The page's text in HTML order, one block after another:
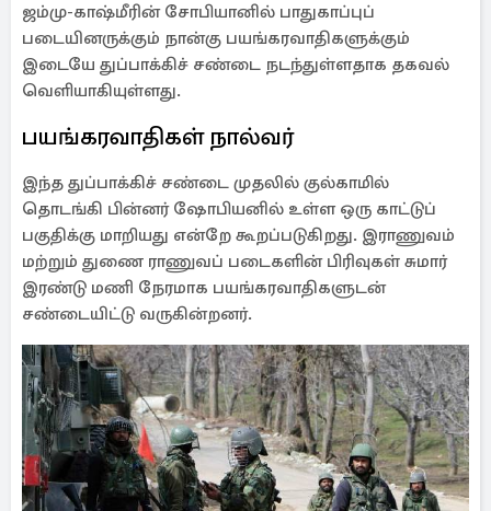
ஜம்மு-காஷ்மீரின் சோபியானில் பாதுகாப்புப்
படையினருக்கும் நான்கு பயங்கரவாதிகளுக்கும்
இடையே துப்பாக்கிச் சண்டை நடந்துள்ளதாக தகவல்
வெளியாகியுள்ளது.
பயங்கரவாதிகள் நால்வர்
இந்த துப்பாக்கிச் சண்டை முதலில் குல்காமில்
தொடங்கி பின்னர் ஷோபியனில் உள்ள ஒரு காட்டுப்
பகுதிக்கு மாறியது என்றே கூறப்படுகிறது. இராணுவம்
மற்றும் துணை ராணுவப் படைகளின் பிரிவுகள் சுமார்
இரண்டு மணி நேரமாக பயங்கரவாதிகளுடன்
சண்டையிட்டு வருகின்றனர்.